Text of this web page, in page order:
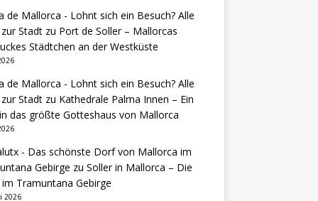
de Mallorca - Lohnt sich ein Besuch? Alle
Stadtzu Port de Soller – Mallorcas
Städtchen an der Westküste
de Mallorca - Lohnt sich ein Besuch? Alle
Stadtzu Kathedrale Palma Innen – Ein
das größte Gotteshaus von Mallorca
- Das schönste Dorf von Mallorca im
Gebirge zu Soller in Mallorca – Die
Tramuntana Gebirge
2026